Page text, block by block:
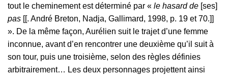
tout le cheminement est déterminé par « le hasard de [ses]
pas [[. André Breton, Nadja, Gallimard, 1998, p. 19 et 70.]]
». De la même façon, Aurélien suit le trajet d’une femme
inconnue, avant d’en rencontrer une deuxième qu’il suit à
son tour, puis une troisième, selon des règles définies
arbitrairement… Les deux personnages projettent ainsi